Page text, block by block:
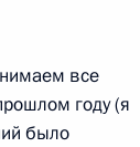
все
году (я
было